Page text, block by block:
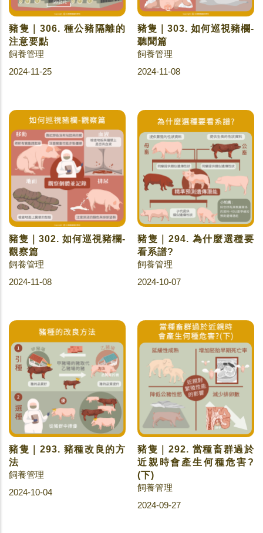
豬隻｜306. 種公豬隔離的
注意要點
飼養管理
2024-11-25
豬隻｜303. 如何巡視豬欄-
聽聞篇
飼養管理
2024-11-08
豬隻｜302. 如何巡視豬欄-
觀察篇
飼養管理
2024-11-08
豬隻｜294. 為什麼選種要
看系譜?
飼養管理
2024-10-07
豬隻｜293. 豬種改良的方
法
飼養管理
2024-10-04
豬隻｜292. 當種畜群過於
近親時會產生何種危害?
(下)
飼養管理
2024-09-27